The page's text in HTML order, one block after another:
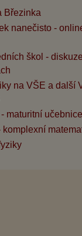
Březinka
nanečisto -
škol -
na VŠE a další
maturitní
komplexní